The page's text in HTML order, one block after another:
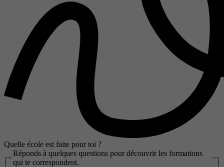
Quelle école est faite pour toi ?
Réponds à quelques questions pour découvrir les formations
qui te correspondent.